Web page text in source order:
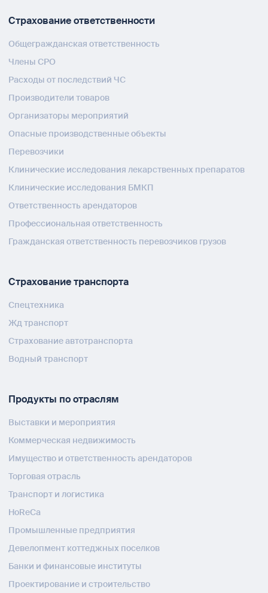
Страхование ответственности
Общегражданская ответственность
Члены СРО
Расходы от последствий ЧС
Производители товаров
Организаторы мероприятий
Опасные производственные объекты
Перевозчики
Клинические исследования лекарственных препаратов
Клинические исследования БМКП
Ответственность арендаторов
Профессиональная ответственность
Гражданская ответственность перевозчиков грузов
Страхование транспорта
Спецтехника
Жд транспорт
Страхование автотранспорта
Водный транспорт
Продукты по отраслям
Выставки и мероприятия
Коммерческая недвижимость
Имущество и ответственность арендаторов
Торговая отрасль
Транспорт и логистика
HoReCa
Промышленные предприятия
Девелопмент коттеджных поселков
Банки и финансовые институты
Проектирование и строительство